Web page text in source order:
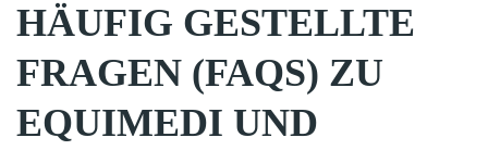
HÄUFIG GESTELLTE
FRAGEN (FAQS) ZU
EQUIMEDI UND